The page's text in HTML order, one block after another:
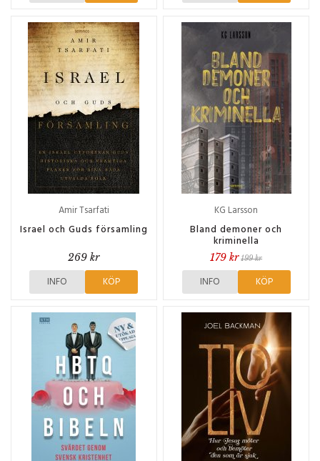
Amir Tsarfati
Israel och Guds församling
269 kr
INFO KÖP
KG Larsson
Bland demoner och
kriminella
179 kr 199 kr
INFO KÖP